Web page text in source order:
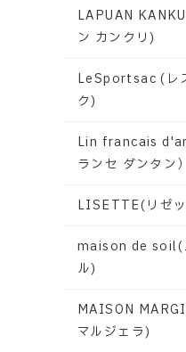
LAPUAN
ン カンクリ)
LeSportsac (レ
ク)
Lin francais
ランセ ダンタン）
LISETTE(リゼ
maison de soil(
ル)
MAISON
マルジェラ)